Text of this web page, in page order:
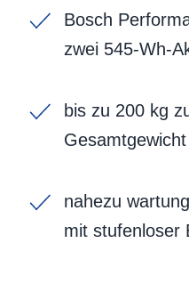
Bosch
zwei 545-Wh-
bis zu 200 kg
Gesamtgewicht
nahezu
mit stufenloser